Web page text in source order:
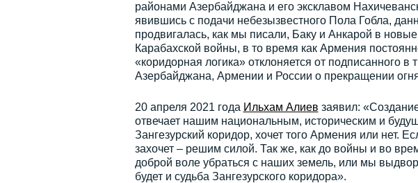
районами Азербайджана и его эксклавом
явившись с подачи небезызвестного Пола Гобла,
продвигалась, как мы писали, Баку и Анкарой в
Карабахской войны, в то время как Армения
«коридорная логика» отклоняется от подписанного
Азербайджана, Армении и России о прекращении
20 апреля 2021 года Ильхам Алиев заявил:
отвечает нашим национальным, историческим и
Зангезурский коридор, хочет того Армения или нет.
захочет – решим силой. Так же, как до войны и во
доброй воле убраться с наших земель, или мы
будет и судьба Зангезурского коридора».